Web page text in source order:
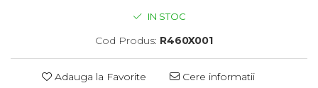
IN STOC
Cod Produs: R460X001
Adauga la Favorite Cere informatii